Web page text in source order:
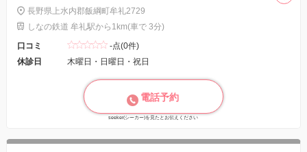
長野県上水内郡飯綱町牟礼2729
しなの鉄道 牟礼駅から1km(車で 3分)
口コミ
-点(0件)
休診日
木曜日・日曜日・祝日
電話予約
seeker(シーカー)を見たとお伝えください